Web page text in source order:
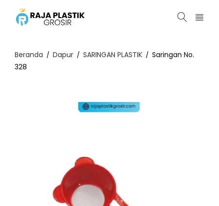
Beranda / Dapur / SARINGAN PLASTIK / Saringan No.
328